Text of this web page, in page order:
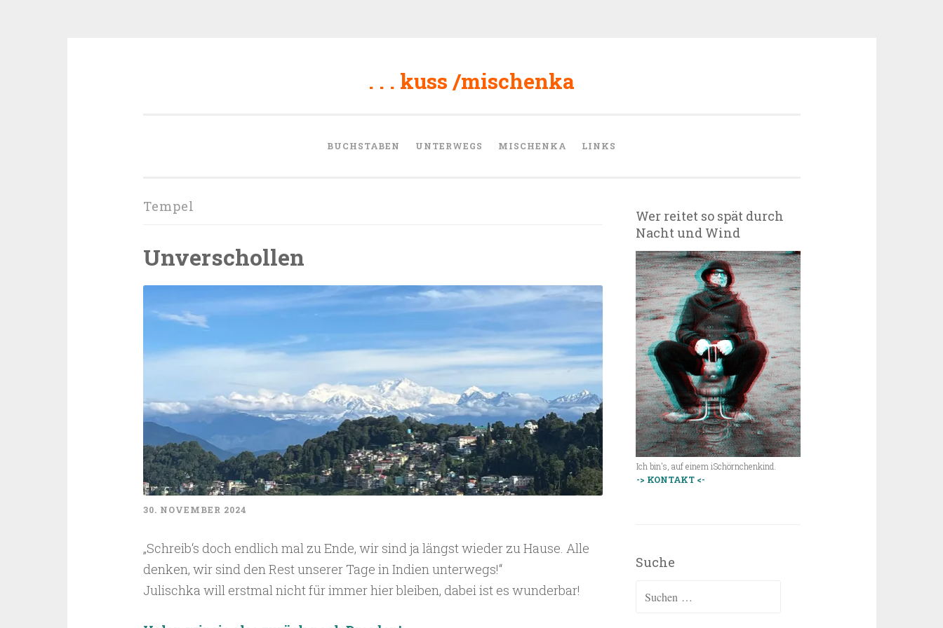
. . . kuss /mischenka
BUCHSTABEN UNTERWEGS MISCHENKA LINKS
Tempel
Unverschollen
30. NOVEMBER 2024
„Schreib‘s doch endlich mal zu Ende, wir sind ja längst wieder zu Hause. Alle
denken, wir sind den Rest unserer Tage in Indien unterwegs!“
Julischka will erstmal nicht für immer hier bleiben, dabei ist es wunderbar!
Wer reitet so spät durch
Nacht und Wind
Ich bin's, auf einem iSchörnchenkind.
-> KONTAKT <-
Suche
Suchen